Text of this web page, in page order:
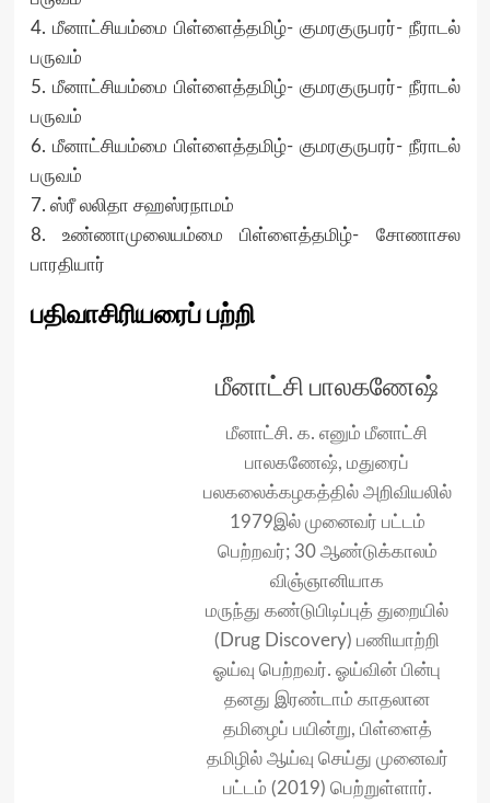
4. மீனாட்சியம்மை பிள்ளைத்தமிழ்- குமரகுருபரர்- நீராடல்
பருவம்
5. மீனாட்சியம்மை பிள்ளைத்தமிழ்- குமரகுருபரர்- நீராடல்
பருவம்
6. மீனாட்சியம்மை பிள்ளைத்தமிழ்- குமரகுருபரர்- நீராடல்
பருவம்
7. ஸ்ரீ லலிதா சஹஸ்ரநாமம்
8. உண்ணாமுலையம்மை பிள்ளைத்தமிழ்- சோணாசல
பாரதியார்
பதிவாசிரியரைப் பற்றி
மீனாட்சி பாலகணேஷ்
மீனாட்சி. க. எனும் மீனாட்சி
பாலகணேஷ், மதுரைப்
பலகலைக்கழகத்தில் அறிவியலில்
1979இல் முனைவர் பட்டம்
பெற்றவர்; 30 ஆண்டுக்காலம்
விஞ்ஞானியாக
மருந்து கண்டுபிடிப்புத் துறையில்
(Drug Discovery) பணியாற்றி
ஓய்வு பெற்றவர். ஓய்வின் பின்பு
தனது இரண்டாம் காதலான
தமிழைப் பயின்று, பிள்ளைத்
தமிழில் ஆய்வு செய்து முனைவர்
பட்டம் (2019) பெற்றுள்ளார்.